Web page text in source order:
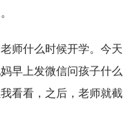
师什么时候开学。今天
早上发微信问孩子什么
看看，之后，老师就截